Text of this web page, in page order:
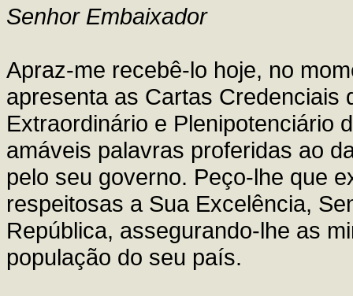
Senhor Embaixador
Apraz-me recebê-lo hoje, no
apresenta as Cartas Credenciais
Extraordinário e Plenipotenciário
amáveis palavras proferidas ao
pelo seu governo. Peço-lhe que
respeitosas a Sua Excelência,
República, assegurando-lhe as
população do seu país.